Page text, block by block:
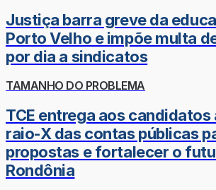
Justiça barra greve da
Porto Velho e impõe multa
por dia a sindicatos
TAMANHO DO PROBLEMA
TCE entrega aos
raio-X das contas públicas
propostas e fortalecer o
Rondônia